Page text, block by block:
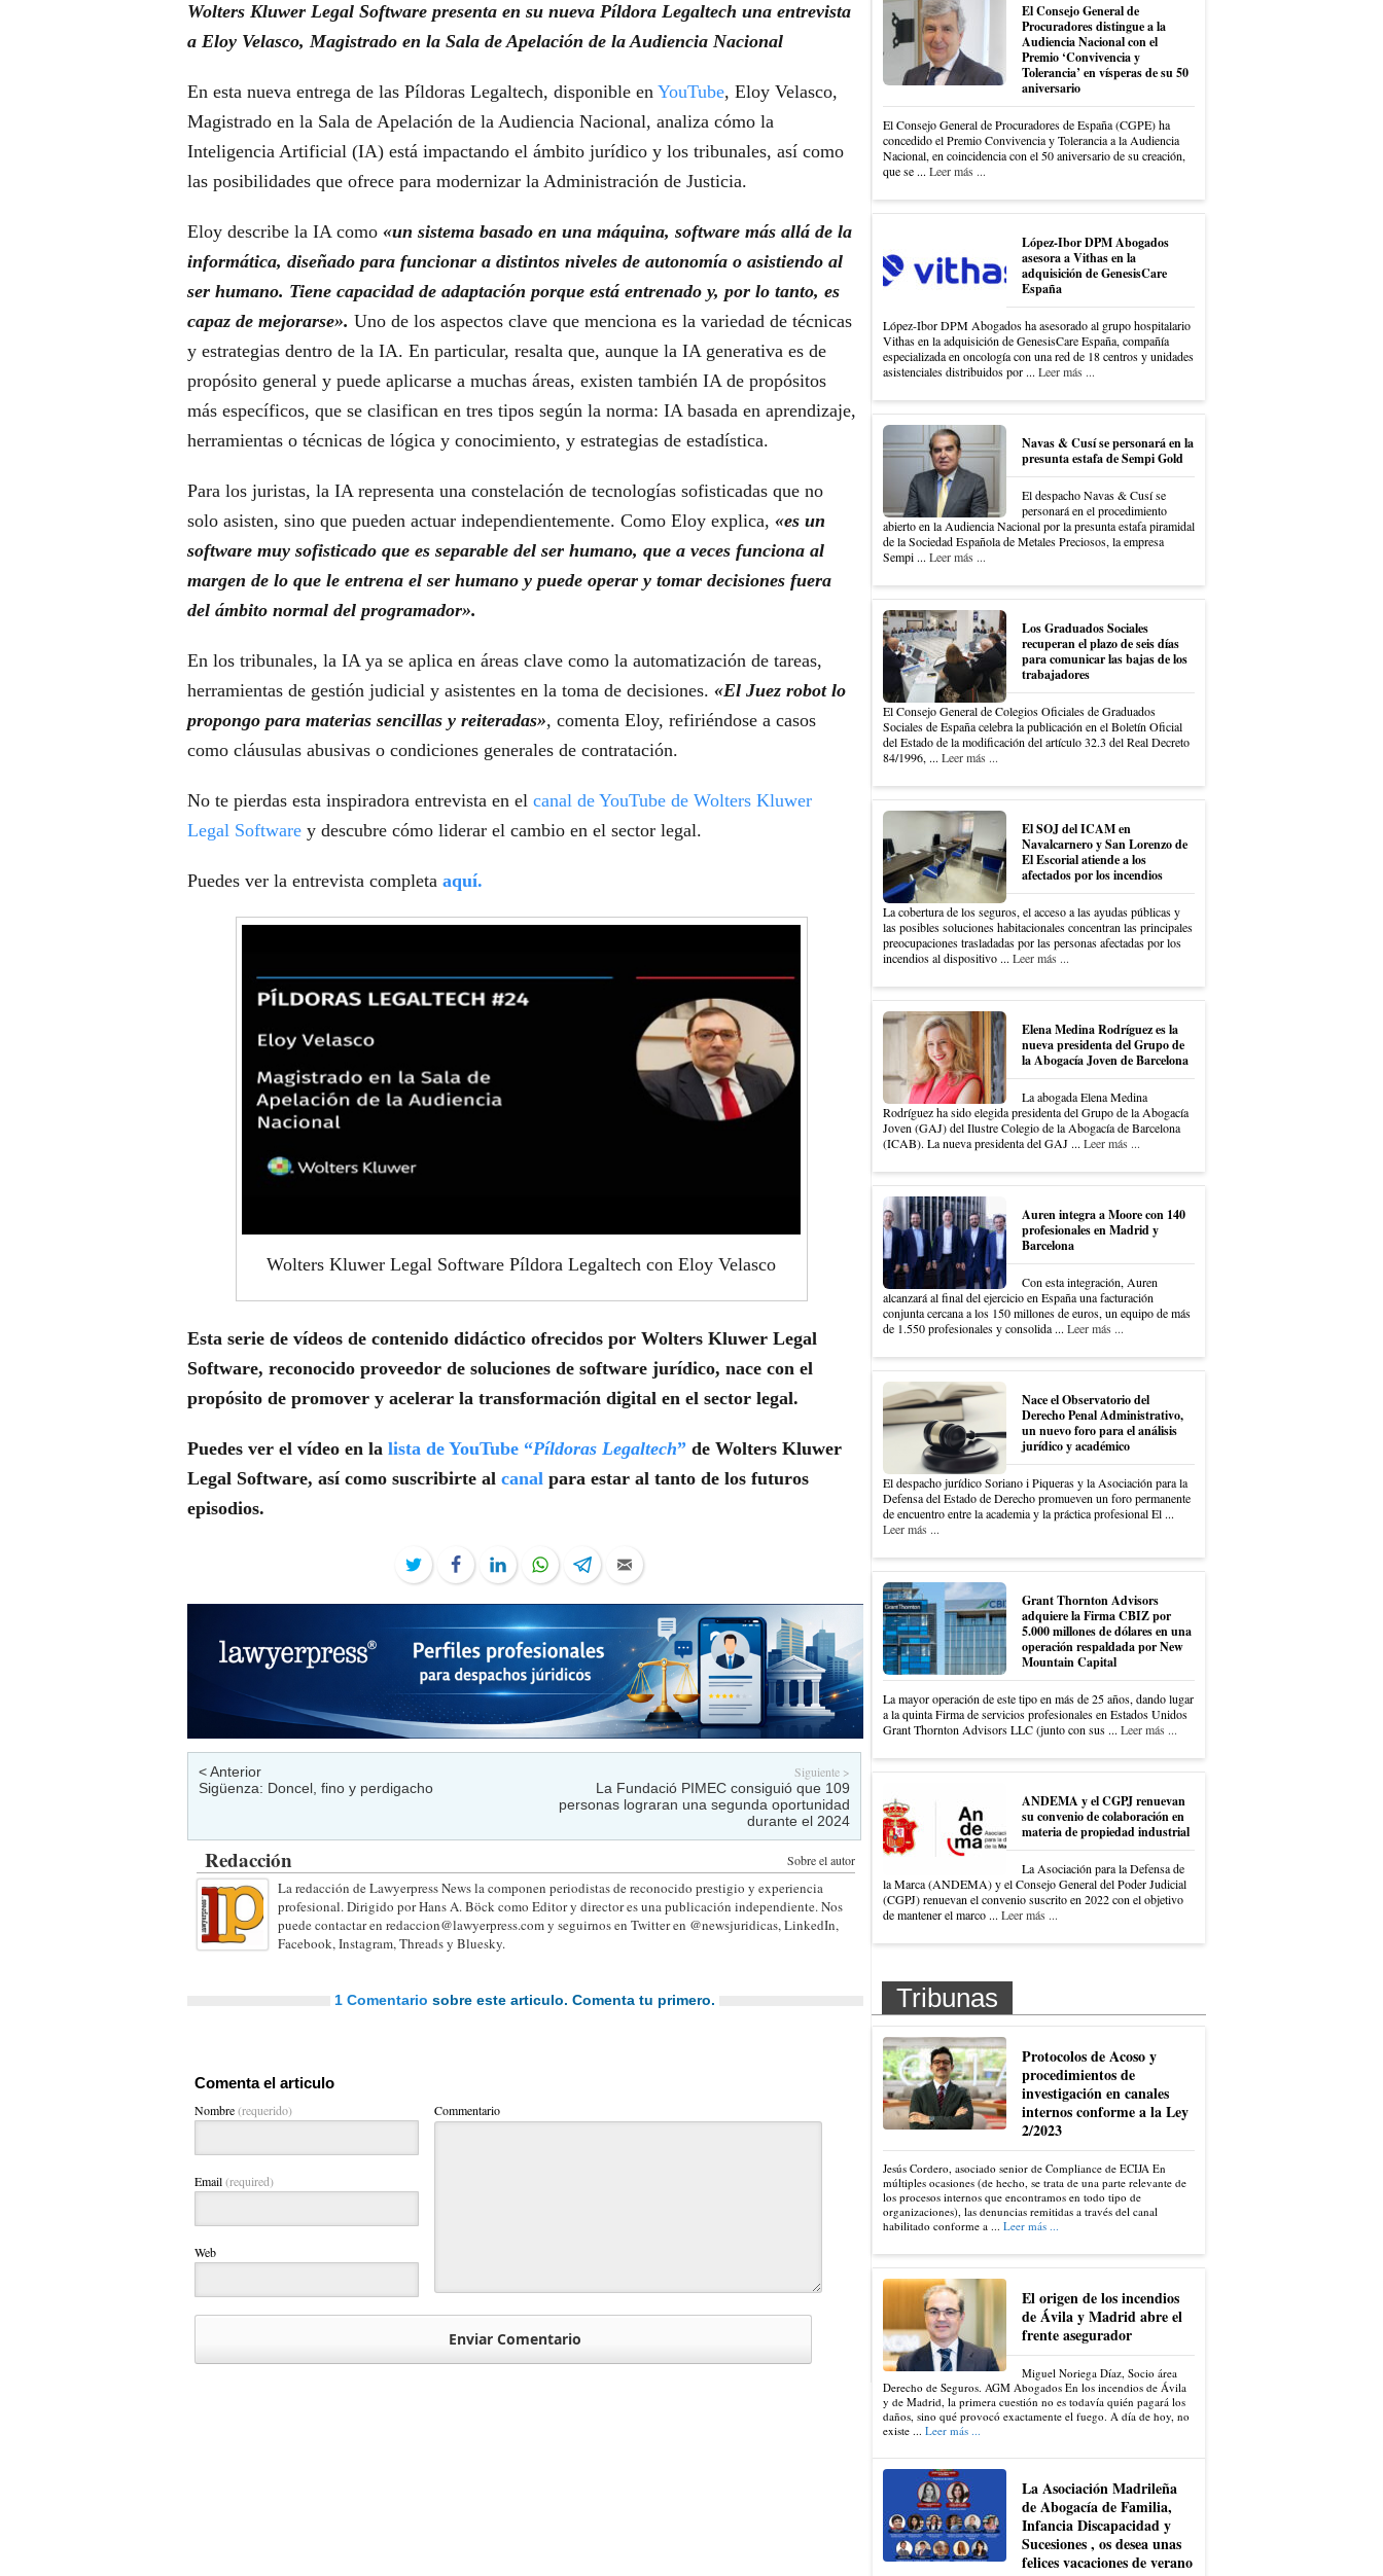
Wolters Kluwer Legal Software presenta en su nueva Píldora Legaltech una entrevista
a Eloy Velasco, Magistrado en la Sala de Apelación de la Audiencia Nacional
En esta nueva entrega de las Píldoras Legaltech, disponible en YouTube, Eloy Velasco,
Magistrado en la Sala de Apelación de la Audiencia Nacional, analiza cómo la
Inteligencia Artificial (IA) está impactando el ámbito jurídico y los tribunales, así como
las posibilidades que ofrece para modernizar la Administración de Justicia.
Eloy describe la IA como «un sistema basado en una máquina, software más allá de la
informática, diseñado para funcionar a distintos niveles de autonomía o asistiendo al
ser humano. Tiene capacidad de adaptación porque está entrenado y, por lo tanto, es
capaz de mejorarse». Uno de los aspectos clave que menciona es la variedad de técnicas
y estrategias dentro de la IA. En particular, resalta que, aunque la IA generativa es de
propósito general y puede aplicarse a muchas áreas, existen también IA de propósitos
más específicos, que se clasifican en tres tipos según la norma: IA basada en aprendizaje,
herramientas o técnicas de lógica y conocimiento, y estrategias de estadística.
Para los juristas, la IA representa una constelación de tecnologías sofisticadas que no
solo asisten, sino que pueden actuar independientemente. Como Eloy explica, «es un
software muy sofisticado que es separable del ser humano, que a veces funciona al
margen de lo que le entrena el ser humano y puede operar y tomar decisiones fuera
del ámbito normal del programador».
En los tribunales, la IA ya se aplica en áreas clave como la automatización de tareas,
herramientas de gestión judicial y asistentes en la toma de decisiones. «El Juez robot lo
propongo para materias sencillas y reiteradas», comenta Eloy, refiriéndose a casos
como cláusulas abusivas o condiciones generales de contratación.
No te pierdas esta inspiradora entrevista en el canal de YouTube de Wolters Kluwer
Legal Softwarey descubre cómo liderar el cambio en el sector legal.
Puedes ver la entrevista completa aquí.
Wolters Kluwer Legal Software Píldora Legaltech con Eloy Velasco
Esta serie de vídeos de contenido didáctico ofrecidos por Wolters Kluwer Legal
Software, reconocido proveedor de soluciones de software jurídico, nace con el
propósito de promover y acelerar la transformación digital en el sector legal.
Puedes ver el vídeo en la lista de YouTube “Píldoras Legaltech”de Wolters Kluwer
Legal Software, así como suscribirte al canalpara estar al tanto de los futuros
episodios.
TwitterFacebookLinkedInWhatsAppTelegramEmail
< Anterior
Sigüenza: Doncel, fino y perdigacho
Siguiente >
La Fundació PIMEC consiguió que 109
personas lograran una segunda oportunidad
durante el 2024
Sobre el autor
Redacción
La redacción de Lawyerpress News la componen periodistas de reconocido prestigio y experiencia
profesional. Dirigido por Hans A. Böck como Editor y director es una publicación independiente. Nos
puede contactar en redaccion@lawyerpress.com y seguirnos en Twitter en @newsjuridicas, LinkedIn,
Facebook, Instagram, Threads y Bluesky.
1 Comentario sobre este articulo. Comenta tu primero.
Comenta el articulo
Nombre(requerido)
Email(required)
Web
Commentario
El Consejo General de
Procuradores distingue a la
Audiencia Nacional con el
Premio ‘Convivencia y
Tolerancia’ en vísperas de su 50
aniversario
El Consejo General de Procuradores de España (CGPE) ha
concedido el Premio Convivencia y Tolerancia a la Audiencia
Nacional, en coincidencia con el 50 aniversario de su creación,
que se ... Leer más ...
López-Ibor DPM Abogados
asesora a Vithas en la
adquisición de GenesisCare
España
López-Ibor DPM Abogados ha asesorado al grupo hospitalario
Vithas en la adquisición de GenesisCare España, compañía
especializada en oncología con una red de 18 centros y unidades
asistenciales distribuidos por ... Leer más ...
Navas & Cusí se personará en la
presunta estafa de Sempi Gold
El despacho Navas & Cusí se
personará en el procedimiento
abierto en la Audiencia Nacional por la presunta estafa piramidal
de la Sociedad Española de Metales Preciosos, la empresa
Sempi ... Leer más ...
Los Graduados Sociales
recuperan el plazo de seis días
para comunicar las bajas de los
trabajadores
El Consejo General de Colegios Oficiales de Graduados
Sociales de España celebra la publicación en el Boletín Oficial
del Estado de la modificación del artículo 32.3 del Real Decreto
84/1996, ... Leer más ...
El SOJ del ICAM en
Navalcarnero y San Lorenzo de
El Escorial atiende a los
afectados por los incendios
La cobertura de los seguros, el acceso a las ayudas públicas y
las posibles soluciones habitacionales concentran las principales
preocupaciones trasladadas por las personas afectadas por los
incendios al dispositivo ... Leer más ...
Elena Medina Rodríguez es la
nueva presidenta del Grupo de
la Abogacía Joven de Barcelona
La abogada Elena Medina
Rodríguez ha sido elegida presidenta del Grupo de la Abogacía
Joven (GAJ) del Ilustre Colegio de la Abogacía de Barcelona
(ICAB). La nueva presidenta del GAJ ... Leer más ...
Auren integra a Moore con 140
profesionales en Madrid y
Barcelona
Con esta integración, Auren
alcanzará al final del ejercicio en España una facturación
conjunta cercana a los 150 millones de euros, un equipo de más
de 1.550 profesionales y consolida ... Leer más ...
Nace el Observatorio del
Derecho Penal Administrativo,
un nuevo foro para el análisis
jurídico y académico
El despacho jurídico Soriano i Piqueras y la Asociación para la
Defensa del Estado de Derecho promueven un foro permanente
de encuentro entre la academia y la práctica profesional El ...
Leer más ...
Grant Thornton Advisors
adquiere la Firma CBIZ por
5.000 millones de dólares en una
operación respaldada por New
Mountain Capital
La mayor operación de este tipo en más de 25 años, dando lugar
a la quinta Firma de servicios profesionales en Estados Unidos
Grant Thornton Advisors LLC (junto con sus ... Leer más ...
ANDEMA y el CGPJ renuevan
su convenio de colaboración en
materia de propiedad industrial
La Asociación para la Defensa de
la Marca (ANDEMA) y el Consejo General del Poder Judicial
(CGPJ) renuevan el convenio suscrito en 2022 con el objetivo
de mantener el marco ... Leer más ...
Tribunas
Protocolos de Acoso y
procedimientos de
investigación en canales
internos conforme a la Ley
2/2023
Jesús Cordero, asociado senior de Compliance de ECIJA En
múltiples ocasiones (de hecho, se trata de una parte relevante de
los procesos internos que encontramos en todo tipo de
organizaciones), las denuncias remitidas a través del canal
habilitado conforme a ... Leer más ...
El origen de los incendios
de Ávila y Madrid abre el
frente asegurador
Miguel Noriega Díaz, Socio área
Derecho de Seguros. AGM Abogados En los incendios de Ávila
y de Madrid, la primera cuestión no es todavía quién pagará los
daños, sino qué provocó exactamente el fuego. A día de hoy, no
existe ... Leer más ...
La Asociación Madrileña
de Abogacía de Familia,
Infancia Discapacidad y
Sucesiones , os desea unas
felices vacaciones de verano